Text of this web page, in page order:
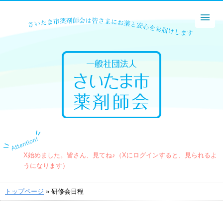
X始めました。皆さん、見てね♪（Xにログインすると、見られるよ
うになります）
トップページ » 研修会日程